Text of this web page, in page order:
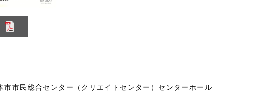
市市民総合センター（クリエイトセンター）センターホール